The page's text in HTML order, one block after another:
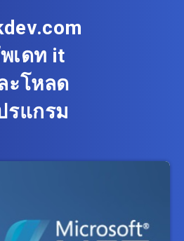
เดท it
ะโหลด
รแกรม